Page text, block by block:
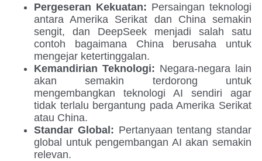
Pergeseran Kekuatan: Persaingan teknologi
antara Amerika Serikat dan China semakin
sengit, dan DeepSeek menjadi salah satu
contoh bagaimana China berusaha untuk
mengejar ketertinggalan.
Kemandirian Teknologi: Negara-negara lain
akan semakin terdorong untuk
mengembangkan teknologi AI sendiri agar
tidak terlalu bergantung pada Amerika Serikat
atau China.
Standar Global: Pertanyaan tentang standar
global untuk pengembangan AI akan semakin
relevan.